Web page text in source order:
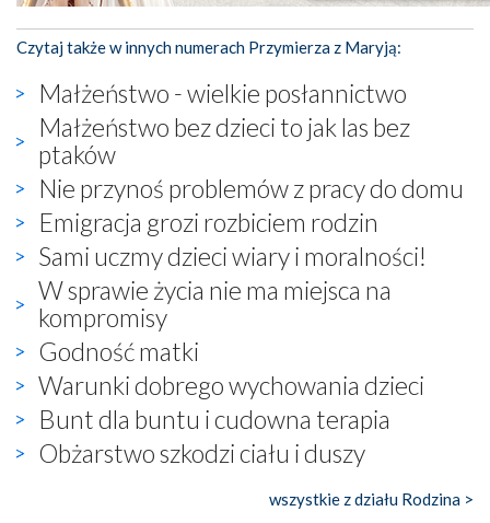
Czytaj także w innych numerach Przymierza z Maryją:
Małżeństwo - wielkie posłannictwo
Małżeństwo bez dzieci to jak las bez
ptaków
Nie przynoś problemów z pracy do domu
Emigracja grozi rozbiciem rodzin
Sami uczmy dzieci wiary i moralności!
W sprawie życia nie ma miejsca na
kompromisy
Godność matki
Warunki dobrego wychowania dzieci
Bunt dla buntu i cudowna terapia
Obżarstwo szkodzi ciału i duszy
wszystkie z działu Rodzina >